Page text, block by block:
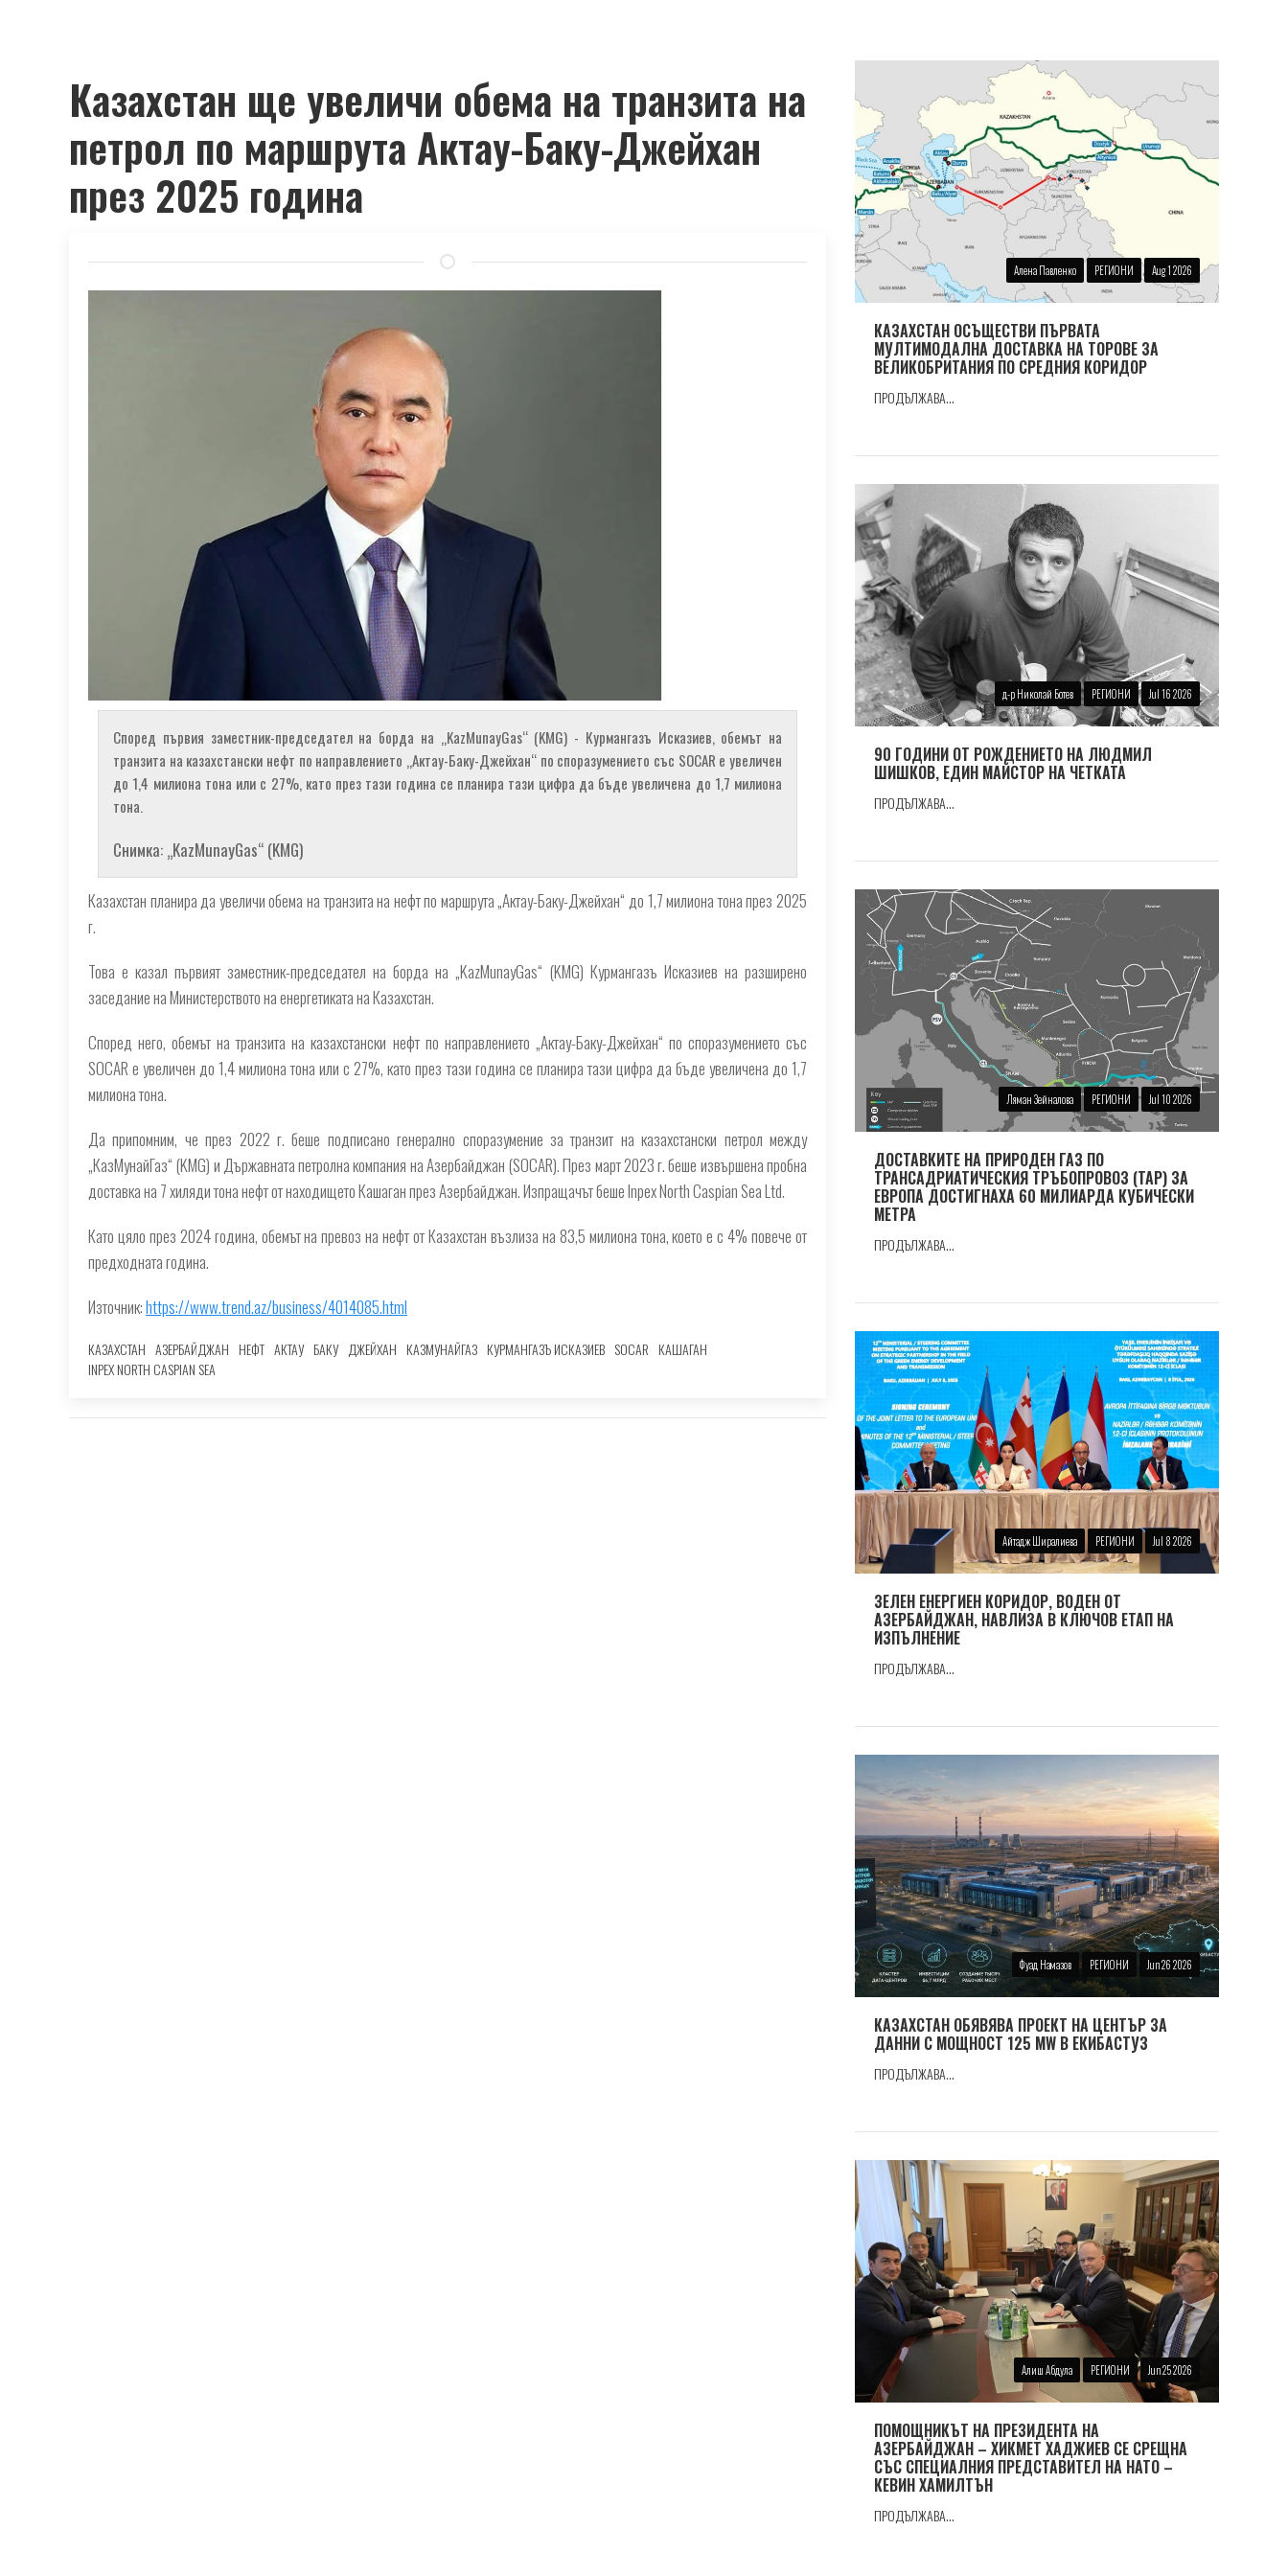
Казахстан ще увеличи обема на транзита на
петрол по маршрута Актау-Баку-Джейхан
през 2025 година
Според първия заместник-председател на борда на „KazMunayGas“ (KMG) - Курмангазъ Исказиев, обемът на
транзита на казахстански нефт по направлението „Актау-Баку-Джейхан“ по споразумението със SOCAR е увеличен
до 1,4 милиона тона или с 27%, като през тази година се планира тази цифра да бъде увеличена до 1,7 милиона
тона.
Снимка: „KazMunayGas“ (KMG)
Казахстан планира да увеличи обема на транзита на нефт по маршрута „Актау-Баку-Джейхан“ до 1,7 милиона тона през 2025
г.
Това е казал първият заместник-председател на борда на „KazMunayGas“ (KMG) Курмангазъ Исказиев на разширено
заседание на Министерството на енергетиката на Казахстан.
Според него, обемът на транзита на казахстански нефт по направлението „Актау-Баку-Джейхан“ по споразумението със
SOCAR е увеличен до 1,4 милиона тона или с 27%, като през тази година се планира тази цифра да бъде увеличена до 1,7
милиона тона.
Да припомним, че през 2022 г. беше подписано генерално споразумение за транзит на казахстански петрол между
„КазМунайГаз“ (KMG) и Държавната петролна компания на Азербайджан (SOCAR). През март 2023 г. беше извършена пробна
доставка на 7 хиляди тона нефт от находището Кашаган през Азербайджан. Изпращачът беше Inpex North Caspian Sea Ltd.
Като цяло през 2024 година, обемът на превоз на нефт от Казахстан възлиза на 83,5 милиона тона, което е с 4% повече от
предходната година.
Източник:https://www.trend.az/business/4014085.html
КАЗАХСТАН АЗЕРБАЙДЖАН НЕФТ АКТАУ БАКУ ДЖЕЙХАН КАЗМУНАЙГАЗ КУРМАНГАЗЪ ИСКАЗИЕВ SOCAR КАШАГАН
INPEX NORTH CASPIAN SEA
Алена Павленко РЕГИОНИ Aug 1 2026
КАЗАХСТАН ОСЪЩЕСТВИ ПЪРВАТА
МУЛТИМОДАЛНА ДОСТАВКА НА ТОРОВЕ ЗА
ВЕЛИКОБРИТАНИЯ ПО СРЕДНИЯ КОРИДОР
ПРОДЪЛЖАВА...
д-р Николай Ботев РЕГИОНИ Jul 16 2026
90 ГОДИНИ ОТ РОЖДЕНИЕТО НА ЛЮДМИЛ
ШИШКОВ, ЕДИН МАЙСТОР НА ЧЕТКАТА
ПРОДЪЛЖАВА...
Ляман Зейналова РЕГИОНИ Jul 10 2026
ДОСТАВКИТЕ НА ПРИРОДЕН ГАЗ ПО
ТРАНСАДРИАТИЧЕСКИЯ ТРЪБОПРОВОЗ (TAP) ЗА
ЕВРОПА ДОСТИГНАХА 60 МИЛИАРДА КУБИЧЕСКИ
МЕТРА
ПРОДЪЛЖАВА...
Айтадж Ширалиева РЕГИОНИ Jul 8 2026
ЗЕЛЕН ЕНЕРГИЕН КОРИДОР, ВОДЕН ОТ
АЗЕРБАЙДЖАН, НАВЛИЗА В КЛЮЧОВ ЕТАП НА
ИЗПЪЛНЕНИЕ
ПРОДЪЛЖАВА...
Фуад Намазов РЕГИОНИ Jun 26 2026
КАЗАХСТАН ОБЯВЯВА ПРОЕКТ НА ЦЕНТЪР ЗА
ДАННИ С МОЩНОСТ 125 MW В ЕКИБАСТУЗ
ПРОДЪЛЖАВА...
Алиш Абдула РЕГИОНИ Jun 25 2026
ПОМОЩНИКЪТ НА ПРЕЗИДЕНТА НА
АЗЕРБАЙДЖАН – ХИКМЕТ ХАДЖИЕВ СЕ СРЕЩНА
СЪС СПЕЦИАЛНИЯ ПРЕДСТАВИТЕЛ НА НАТО –
КЕВИН ХАМИЛТЪН
ПРОДЪЛЖАВА...